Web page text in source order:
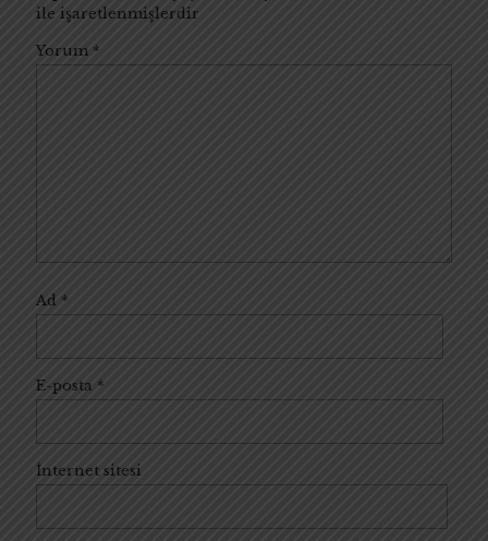
ile işaretlenmişlerdir
Yorum *
Ad *
E-posta *
İnternet sitesi